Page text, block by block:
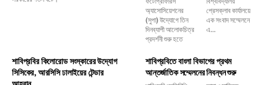
অ্যাসোসিয়েশনের
(সুপা) উদ্যোগে তিন
দিনব্যাপী আলোকচিত্র
প্রদর্শনী শুরু হতে
প্রেসক্লাব কার্যালয়ে
এক সংবাদ সম্মেলনে
এ...
শাবিপ্রবির কিলোরোড সংস্কারের উদ্যোগ
সিসিকের, আরসিসি ঢালাইয়ের টেন্ডার
শাবিপ্রবিতে বাংলা বিভাগের প্রথম
আন্তর্জাতিক সম্মেলনের নিবন্ধন শুরু